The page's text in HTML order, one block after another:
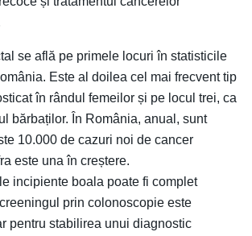
se află pe primele locuri în statisticile
Este al doilea cel mai frecvent tip
în rândul femeilor și pe locul trei, ca
bărbaților. În România, anual, sunt
10.000 de cazuri noi de cancer
este una în creștere.
incipiente boala poate fi complet
prin colonoscopie este
pentru stabilirea unui diagnostic